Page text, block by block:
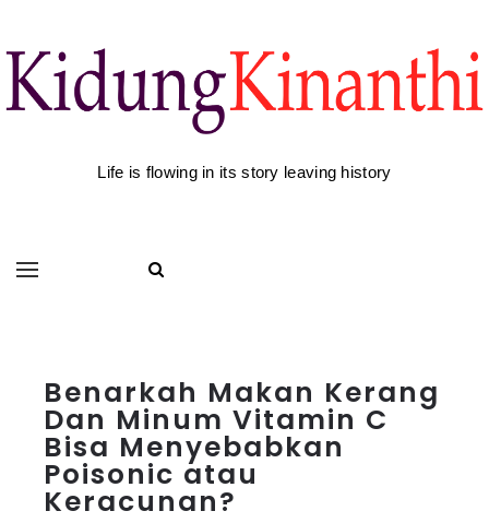
Life is flowing in its story leaving history
Benarkah Makan Kerang
Dan Minum Vitamin C
Bisa Menyebabkan
Poisonic atau
Keracunan?